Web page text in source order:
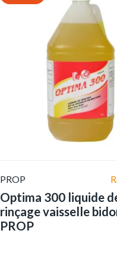
PROP
Optima 300 liquide
rinçage vaisselle
PROP